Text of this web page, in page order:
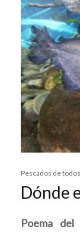
Pescados de
Dónde
Poema del